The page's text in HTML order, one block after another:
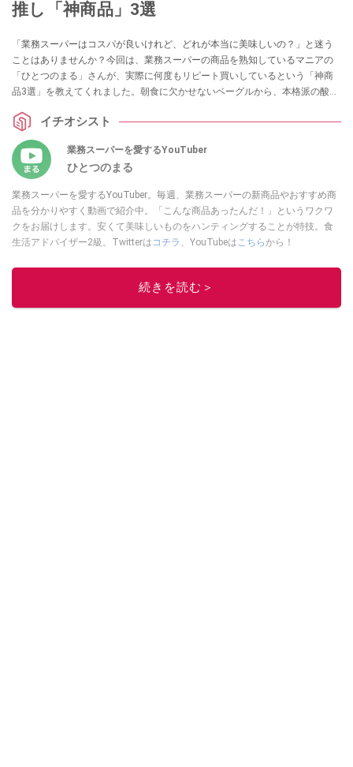
推し「神商品」3選
「業務スーパーはコスパが良いけれど、どれが本当に美味しいの？」と迷う
ことはありませんか？今回は、業務スーパーの商品を熟知しているマニアの
「ひとつのまる」さんが、実際に何度もリピート買いしているという「神商
品3選」を教えてくれました。朝食に欠かせないベーグルから、本格派の酸っ
紹介します。イチオシスト
業務スーパーを愛するYouTuber
ひとつのまる
業務スーパーを愛するYouTuber。毎週、業務スーパーの新商品やおすすめ商
品を分かりやすく動画で紹介中。「こんな商品あったんだ！」というワクワ
クをお届けします。安くて美味しいものをハンティングすることが特技。食
生活アドバイザー2級。Twitterは コチラ 、YouTubeはこちらから！
このイチオシストの他の記事を読む
続きを読む＞